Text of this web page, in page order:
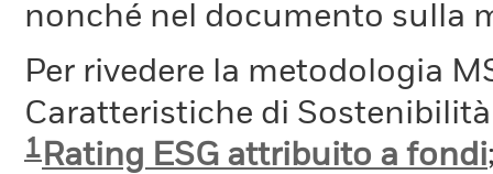
nonché nel documento sulla
Per rivedere la metodologia
Caratteristiche di
1Rating ESG attribuito a fondi